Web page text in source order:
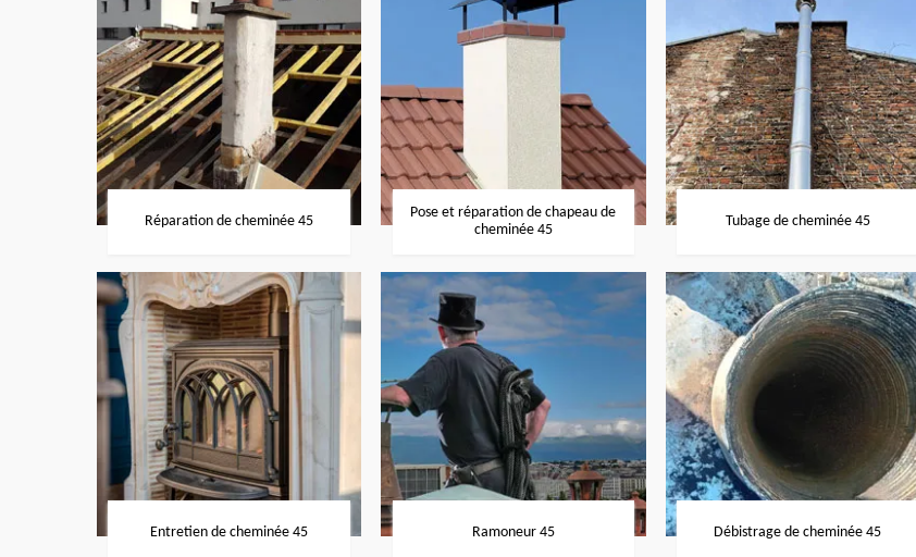
Réparation de cheminée 45
Pose et réparation de chapeau de
cheminée 45
Tubage de cheminée 45
Entretien de cheminée 45 Ramoneur 45 Débistrage de cheminée 45